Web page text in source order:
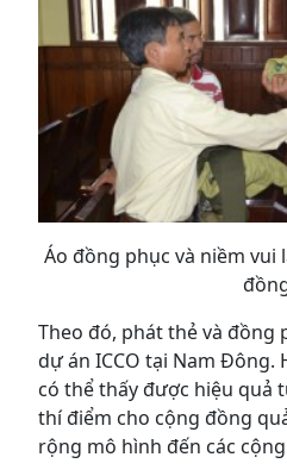
Áo đồng phục và niềm vui
Theo đó, phát thẻ và đồng
dự án ICCO tại Nam
có thể thấy được hiệu quả
thí điểm cho cộng đồng
rộng mô hình đến các